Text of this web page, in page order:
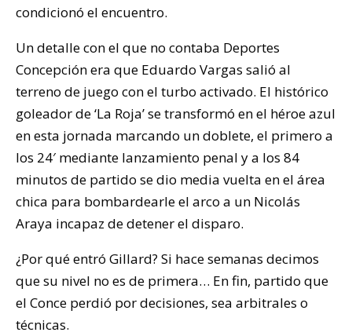
condicionó el encuentro.
Un detalle con el que no contaba Deportes
Concepción era que Eduardo Vargas salió al
terreno de juego con el turbo activado. El histórico
goleador de ‘La Roja’ se transformó en el héroe azul
en esta jornada marcando un doblete, el primero a
los 24′ mediante lanzamiento penal y a los 84
minutos de partido se dio media vuelta en el área
chica para bombardearle el arco a un Nicolás
Araya incapaz de detener el disparo.
¿Por qué entró Gillard? Si hace semanas decimos
que su nivel no es de primera… En fin, partido que
el Conce perdió por decisiones, sea arbitrales o
técnicas.